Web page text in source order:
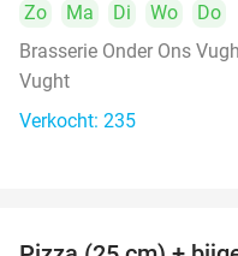
Zo Ma Di Wo
Do
Brasserie Onder Ons
Vught
Verkocht: 235